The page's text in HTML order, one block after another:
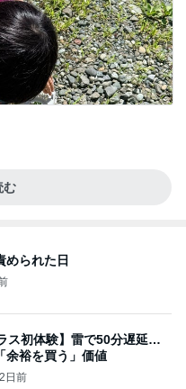
む
められた日
ス初体験】雷で50分遅延…
余裕を買う」価値
2日前